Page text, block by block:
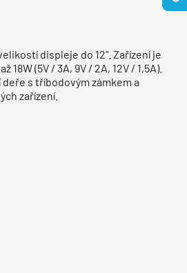
displeje do 12". Zařízení je
(5V / 3A, 9V / 2A, 12V / 1,5A).
s tříbodovým zámkem a
zařízení.